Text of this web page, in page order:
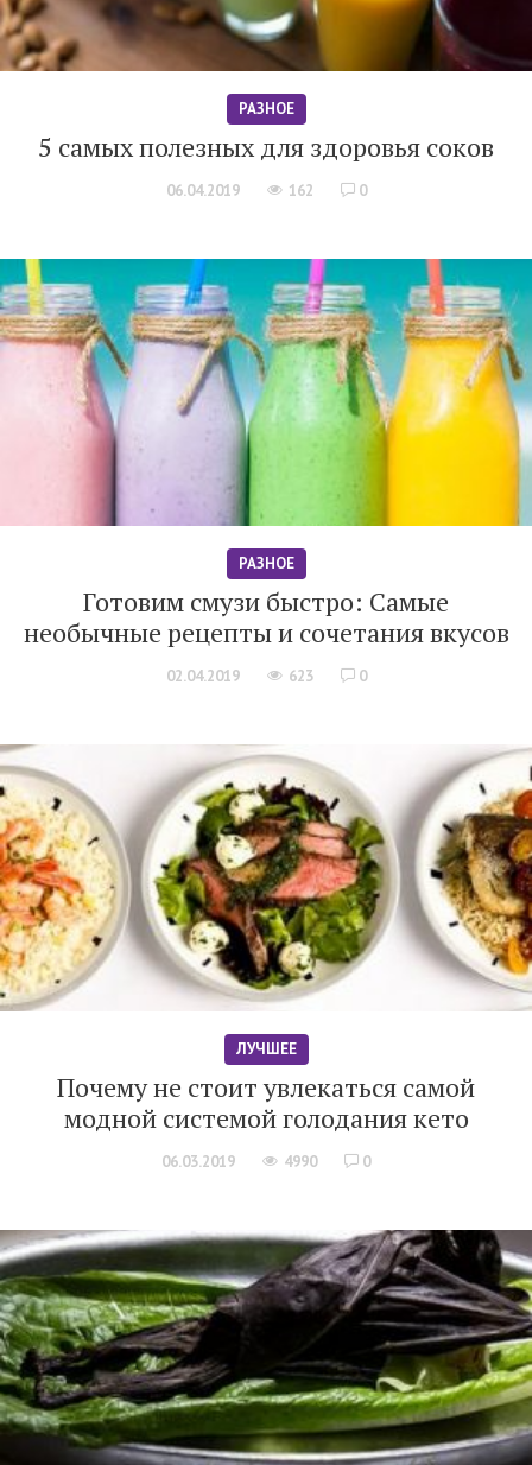
РАЗНОЕ
5 самых полезных для здоровья соков
06.04.2019 162 0
РАЗНОЕ
Готовим смузи быстро: Самые
необычные рецепты и сочетания вкусов
02.04.2019 623 0
ЛУЧШЕЕ
Почему не стоит увлекаться самой
модной системой голодания кето
06.03.2019 4990 0